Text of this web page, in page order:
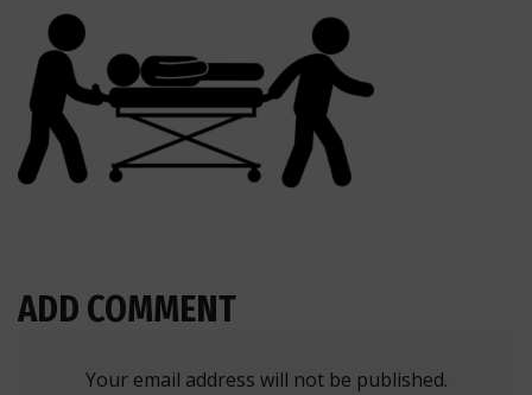
ADD COMMENT
Your email address will not be published.